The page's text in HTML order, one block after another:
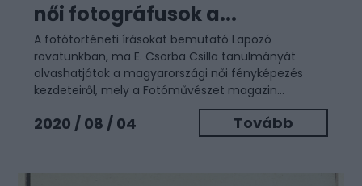
női fotográfusok a...
A fotótörténeti írásokat bemutató Lapozó
rovatunkban, ma E. Csorba Csilla tanulmányát
olvashatjátok a magyarországi női fényképezés
kezdeteiről, mely a Fotóművészet magazin...
2020 / 08 / 04 Tovább